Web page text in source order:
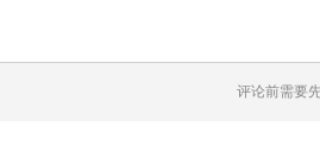
评论前需要